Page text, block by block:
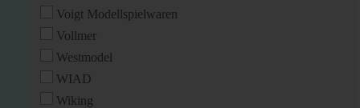
Voigt Modellspielwaren
Vollmer
Westmodel
WIAD
Wiking